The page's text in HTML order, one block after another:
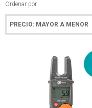
Ordenar por